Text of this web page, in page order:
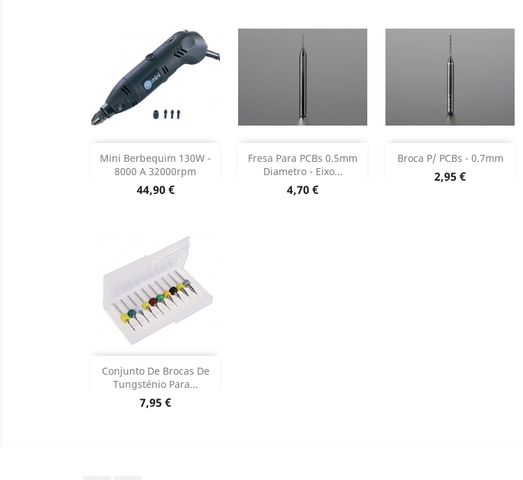
Mini Berbequim 130W -
8000 A 32000rpm
Preço
44,90 €
Adicionar 
Dados do produto
Fresa Para PCBs 0.5mm
Diametro - Eixo...
Preço
4,70 €
Sem stock Broca P/ PCBs - 0.7mm
Preço
2,95 €
Sem stock
Conjunto De Brocas De
Tungsténio Para...
Preço
7,95 €
Adicionar 
Dados do produto